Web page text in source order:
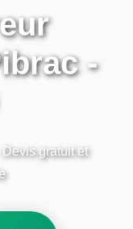
-
gratuit et